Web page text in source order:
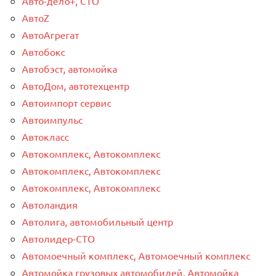
АвтоZ
АвтоАгрегат
Автобокс
Автобэст, автомойка
АвтоДом, автотехцентр
Автоимпорт сервис
Автоимпульс
Автокласс
Автокомплекс, Автокомплекс
Автокомплекс, Автокомплекс
Автокомплекс, Автокомплекс
Автоландия
Автолига, автомобильный центр
Автолидер-СТО
Автомоечный комплекс, Автомоечный комплекс
Автомойка грузовых автомобилей, Автомойка